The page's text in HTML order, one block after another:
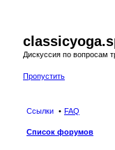
Дискуссия по вопросам
Пропустить
Ссылки FAQ
Список форумов